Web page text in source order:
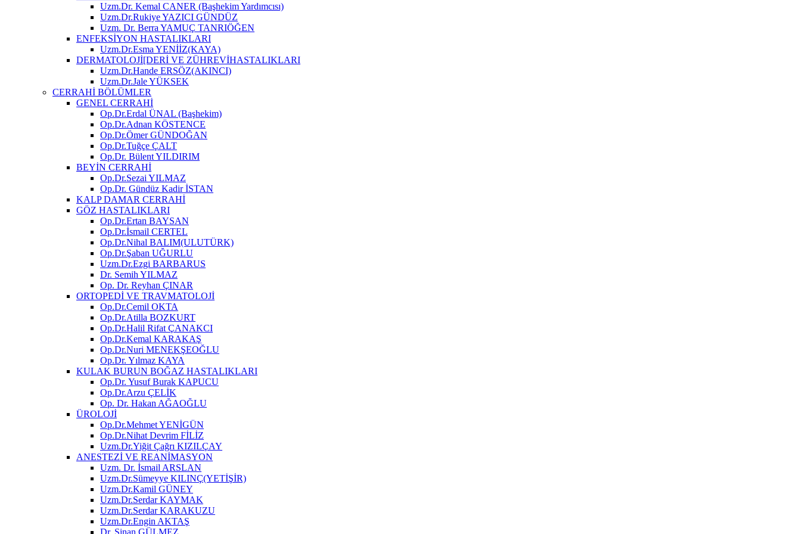
Uzm.Dr. Kemal CANER (Başhekim Yardımcısı)
Uzm.Dr.Rukiye YAZICI GÜNDÜZ
Uzm. Dr. Berra YAMUÇ TANRIÖĞEN
ENFEKSİYON HASTALIKLARI
Uzm.Dr.Esma YENİİZ(KAYA)
DERMATOLOJİ[DERİ VE ZÜHREVİHASTALIKLARI
Uzm.Dr.Hande ERSÖZ(AKINCI)
Uzm.Dr.Jale YÜKSEK
CERRAHİ BÖLÜMLER
GENEL CERRAHİ
Op.Dr.Erdal ÜNAL (Başhekim)
Op.Dr.Adnan KÖSTENCE
Op.Dr.Ömer GÜNDOĞAN
Op.Dr.Tuğçe ÇALT
Op.Dr. Bülent YILDIRIM
BEYİN CERRAHİ
Op.Dr.Sezai YILMAZ
Op.Dr. Gündüz Kadir İSTAN
KALP DAMAR CERRAHİ
GÖZ HASTALIKLARI
Op.Dr.Ertan BAYSAN
Op.Dr.İsmail CERTEL
Op.Dr.Nihal BALIM(ULUTÜRK)
Op.Dr.Şaban UĞURLU
Uzm.Dr.Ezgi BARBARUS
Dr. Semih YILMAZ
Op. Dr. Reyhan ÇINAR
ORTOPEDİ VE TRAVMATOLOJİ
Op.Dr.Cemil OKTA
Op.Dr.Atilla BOZKURT
Op.Dr.Halil Rifat ÇANAKCI
Op.Dr.Kemal KARAKAŞ
Op.Dr.Nuri MENEKŞEOĞLU
Op.Dr. Yılmaz KAYA
KULAK BURUN BOĞAZ HASTALIKLARI
Op.Dr. Yusuf Burak KAPUCU
Op.Dr.Arzu ÇELİK
Op. Dr. Hakan AĞAOĞLU
ÜROLOJİ
Op.Dr.Mehmet YENİGÜN
Op.Dr.Nihat Devrim FİLİZ
Uzm.Dr.Yiğit Çağrı KIZILÇAY
ANESTEZİ VE REANİMASYON
Uzm. Dr. İsmail ARSLAN
Uzm.Dr.Sümeyye KILINÇ(YETİŞİR)
Uzm.Dr.Kamil GÜNEY
Uzm.Dr.Serdar KAYMAK
Uzm.Dr.Serdar KARAKUZU
Uzm.Dr.Engin AKTAŞ
Dr. Sinan GÜLMEZ